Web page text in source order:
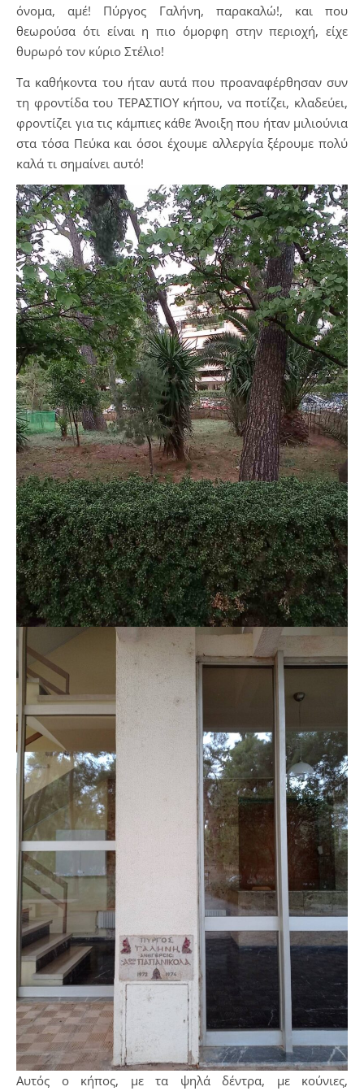
όνομα, αμέ! Πύργος Γαλήνη, παρακαλώ!, και που
θεωρούσα ότι είναι η πιο όμορφη στην περιοχή, είχε
θυρωρό τον κύριο Στέλιο!
Τα καθήκοντα του ήταν αυτά που προαναφέρθησαν συν
τη φροντίδα του ΤΕΡΑΣΤΙΟΥ κήπου, να ποτίζει, κλαδεύει,
φροντίζει για τις κάμπιες κάθε Άνοιξη που ήταν μιλιούνια
στα τόσα Πεύκα και όσοι έχουμε αλλεργία ξέρουμε πολύ
καλά τι σημαίνει αυτό!
Αυτός ο κήπος, με τα ψηλά δέντρα, με κούνιες,